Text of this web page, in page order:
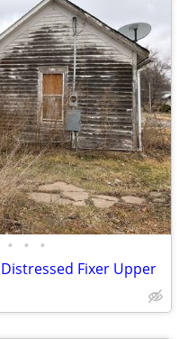
• • •
Fixer Upper